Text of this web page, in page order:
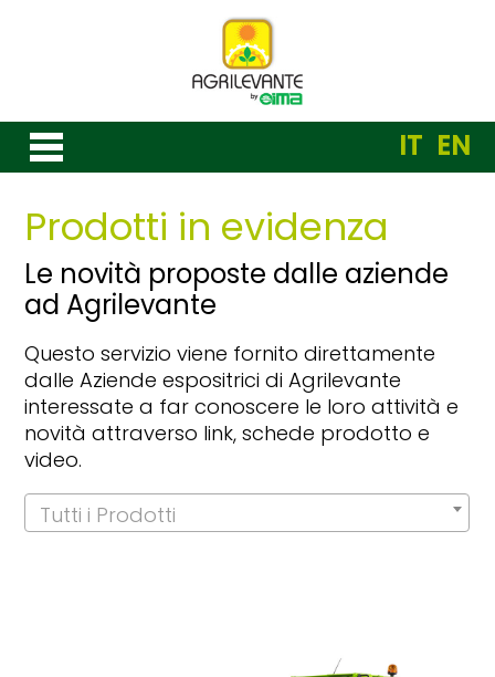
IT EN
Prodotti in evidenza
Le novità proposte dalle aziende
ad Agrilevante
Questo servizio viene fornito direttamente
dalle Aziende espositrici di Agrilevante
interessate a far conoscere le loro attività e
novità attraverso link, schede prodotto e
video.
Tutti i Prodotti